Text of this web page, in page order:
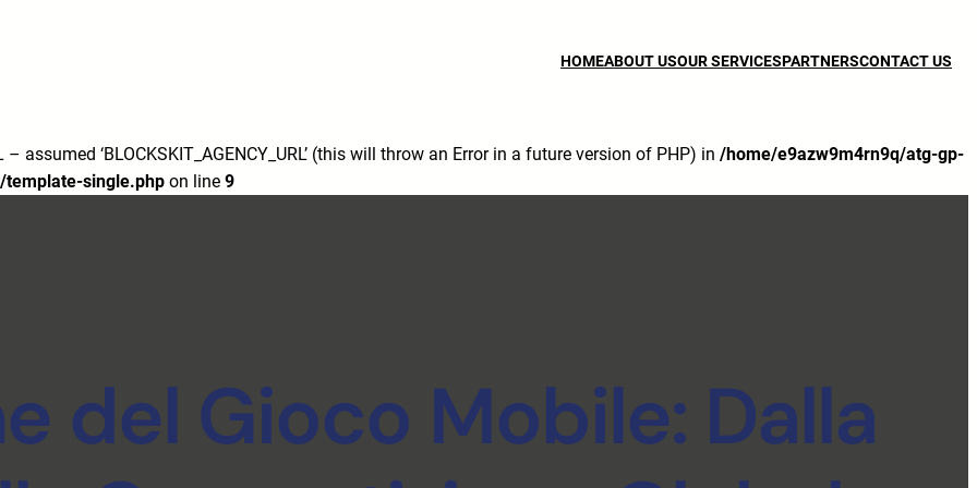
HOMEABOUT USOUR SERVICESPARTNERSCONTACT US
assumed ‘BLOCKSKIT_AGENCY_URL’ (this will throw an Error in a future version of PHP) in /home/e9azw9m4rn9q/atg-gp-
single.php on line 9
del Gioco Mobile: Dalla